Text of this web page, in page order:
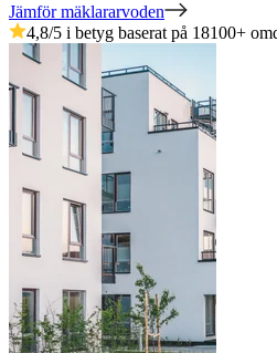
Jämför mäklararvoden
4,8/5 i betyg baserat på 18100+